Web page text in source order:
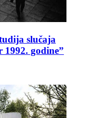
slučaja
1992. godine”